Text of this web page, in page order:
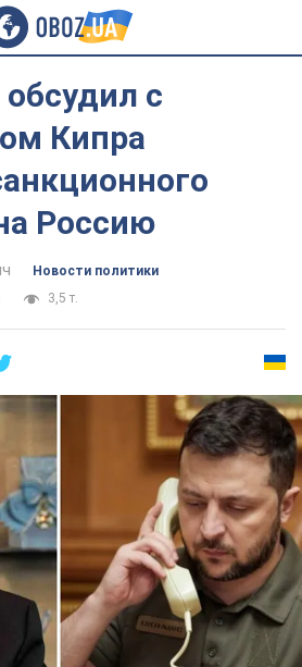
с
Кипра
Россию
Новости политики
3,5 т.